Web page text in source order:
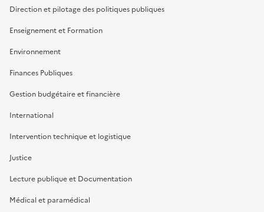
Direction et pilotage des politiques publiques
Enseignement et Formation
Environnement
Finances Publiques
Gestion budgétaire et financière
International
Intervention technique et logistique
Justice
Lecture publique et Documentation
Médical et paramédical